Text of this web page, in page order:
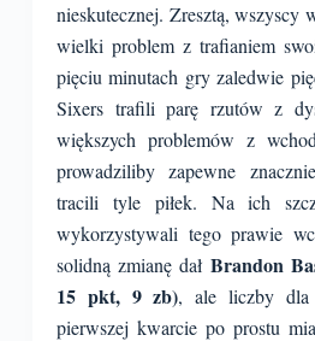
nieskutecznej. Zresztą, wszyscy
wielki problem z trafianiem
pięciu minutach gry zaledwie
Sixers trafili parę rzutów z
większych problemów z
prowadziliby zapewne
tracili tyle piłek. Na ich
wykorzystywali tego prawie
solidną zmianę dał Brandon
15 pkt, 9 zb), ale liczby dla
pierwszej kwarcie po prostu